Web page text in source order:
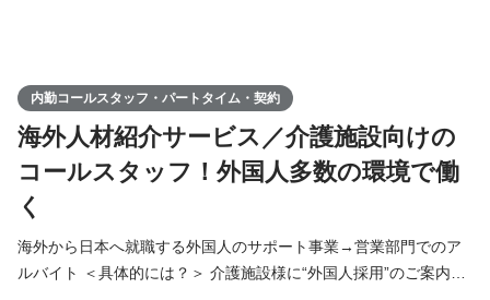
内勤コールスタッフ・パートタイム・契約
海外人材紹介サービス／介護施設向けの
コールスタッフ！外国人多数の環境で働
く
海外から日本へ就職する外国人のサポート事業→営業部門でのア
ルバイト ＜具体的には？＞ 介護施設様に“外国人採用”のご案内を